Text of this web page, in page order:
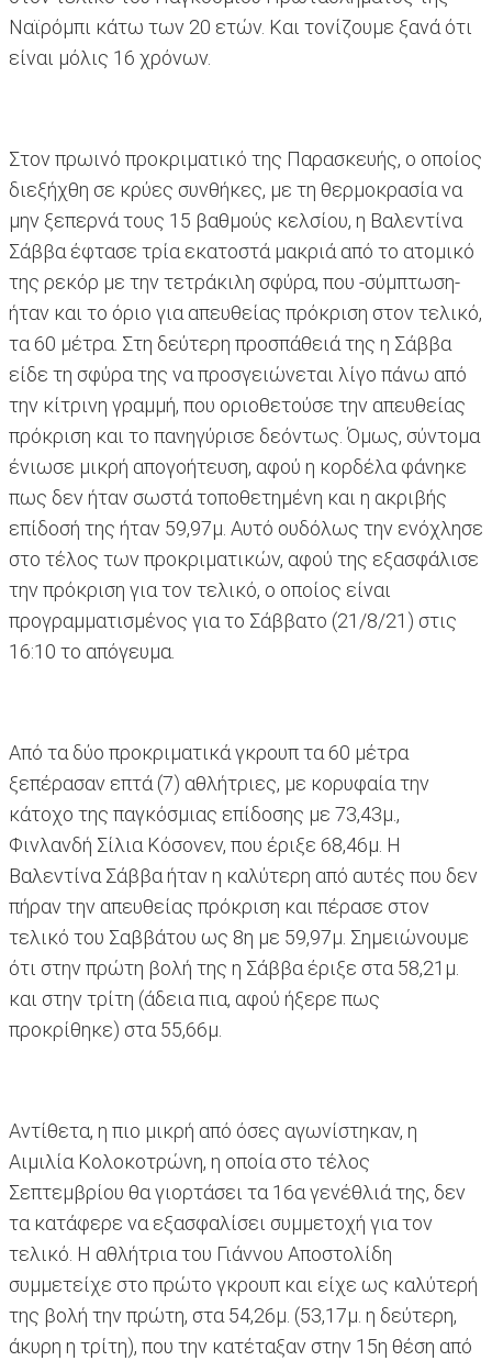
Ναϊρόμπι κάτω των 20 ετών. Και τονίζουμε ξανά ότι
είναι μόλις 16 χρόνων.
Στον πρωινό προκριματικό της Παρασκευής, ο οποίος
διεξήχθη σε κρύες συνθήκες, με τη θερμοκρασία να
μην ξεπερνά τους 15 βαθμούς κελσίου, η Βαλεντίνα
Σάββα έφτασε τρία εκατοστά μακριά από το ατομικό
της ρεκόρ με την τετράκιλη σφύρα, που -σύμπτωση-
ήταν και το όριο για απευθείας πρόκριση στον τελικό,
τα 60 μέτρα. Στη δεύτερη προσπάθειά της η Σάββα
είδε τη σφύρα της να προσγειώνεται λίγο πάνω από
την κίτρινη γραμμή, που οριοθετούσε την απευθείας
πρόκριση και το πανηγύρισε δεόντως. Όμως, σύντομα
ένιωσε μικρή απογοήτευση, αφού η κορδέλα φάνηκε
πως δεν ήταν σωστά τοποθετημένη και η ακριβής
επίδοσή της ήταν 59,97μ. Αυτό ουδόλως την ενόχλησε
στο τέλος των προκριματικών, αφού της εξασφάλισε
την πρόκριση για τον τελικό, ο οποίος είναι
προγραμματισμένος για το Σάββατο (21/8/21) στις
16:10 το απόγευμα.
Από τα δύο προκριματικά γκρουπ τα 60 μέτρα
ξεπέρασαν επτά (7) αθλήτριες, με κορυφαία την
κάτοχο της παγκόσμιας επίδοσης με 73,43μ.,
Φινλανδή Σίλια Κόσονεν, που έριξε 68,46μ. Η
Βαλεντίνα Σάββα ήταν η καλύτερη από αυτές που δεν
πήραν την απευθείας πρόκριση και πέρασε στον
τελικό του Σαββάτου ως 8η με 59,97μ. Σημειώνουμε
ότι στην πρώτη βολή της η Σάββα έριξε στα 58,21μ.
και στην τρίτη (άδεια πια, αφού ήξερε πως
προκρίθηκε) στα 55,66μ.
Αντίθετα, η πιο μικρή από όσες αγωνίστηκαν, η
Αιμιλία Κολοκοτρώνη, η οποία στο τέλος
Σεπτεμβρίου θα γιορτάσει τα 16α γενέθλιά της, δεν
τα κατάφερε να εξασφαλίσει συμμετοχή για τον
τελικό. Η αθλήτρια του Γιάννου Αποστολίδη
συμμετείχε στο πρώτο γκρουπ και είχε ως καλύτερή
της βολή την πρώτη, στα 54,26μ. (53,17μ. η δεύτερη,
άκυρη η τρίτη), που την κατέταξαν στην 15η θέση από